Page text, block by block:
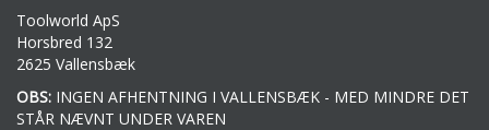
Toolworld ApS
Horsbred 132
2625 Vallensbæk
OBS: INGEN AFHENTNING I VALLENSBÆK - MED MINDRE DET
STÅR NÆVNT UNDER VAREN